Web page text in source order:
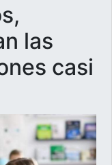
las
casi